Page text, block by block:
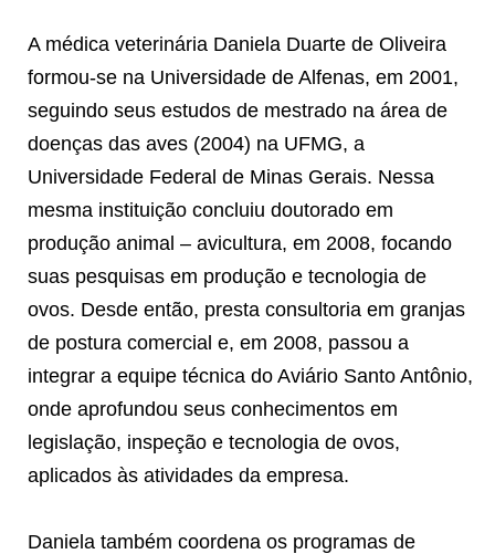
A médica veterinária Daniela Duarte de Oliveira
formou-se na Universidade de Alfenas, em 2001,
seguindo seus estudos de mestrado na área de
doenças das aves (2004) na UFMG, a
Universidade Federal de Minas Gerais. Nessa
mesma instituição concluiu doutorado em
produção animal – avicultura, em 2008, focando
suas pesquisas em produção e tecnologia de
ovos. Desde então, presta consultoria em granjas
de postura comercial e, em 2008, passou a
integrar a equipe técnica do Aviário Santo Antônio,
onde aprofundou seus conhecimentos em
legislação, inspeção e tecnologia de ovos,
aplicados às atividades da empresa.
Daniela também coordena os programas de